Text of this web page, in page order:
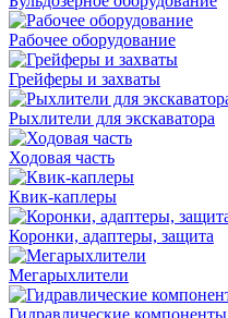
Рабочее оборудование
Грейферы и захваты
Рыхлители для экскаватора
Ходовая часть
Квик-каплеры
Коронки, адаптеры, защита
Мегарыхлители
Гидравлические компоненты